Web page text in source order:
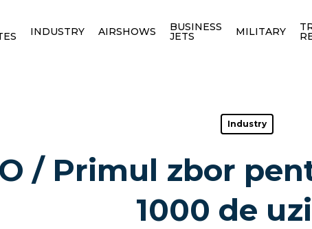
INDUSTRY AIRSHOWS BUSINESS
JETS MILITARY
Industry
/ Primul zbor
1000 de